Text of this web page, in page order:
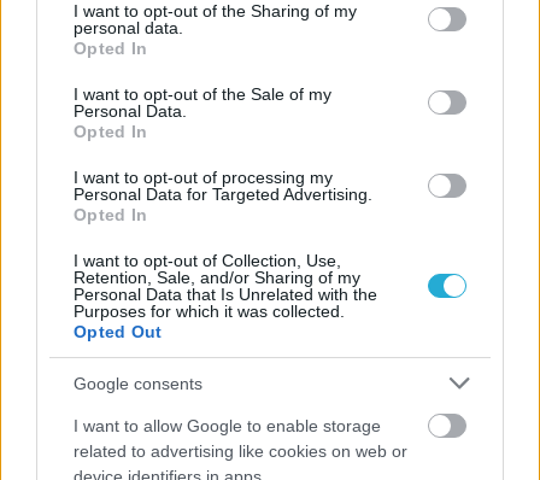
not limited to your visit or usage behaviour. You may click to
grant or deny consent to Google and its third-party tags to
use your data for below specified purposes in below Google
consent section.
I want to opt-out of the Sharing of my
personal data.
Opted In
I want to opt-out of the Sale of my
Personal Data.
Opted In
I want to opt-out of processing my
Personal Data for Targeted Advertising.
Opted In
I want to opt-out of Collection, Use,
Retention, Sale, and/or Sharing of my
Personal Data that Is Unrelated with the
Purposes for which it was collected.
Opted Out
Google consents
I want to allow Google to enable storage
related to advertising like cookies on web or
Αναγνώριση και σεβασμός
οι σημαντικότερες νίκες του